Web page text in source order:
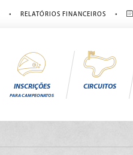
• RELATÓRIOS FINANCEIROS •
INSCRIÇÕES
PARA CAMPEONATOS
CIRCUITOS